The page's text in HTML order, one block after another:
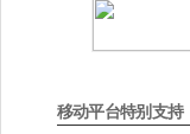
移动平台特别支持